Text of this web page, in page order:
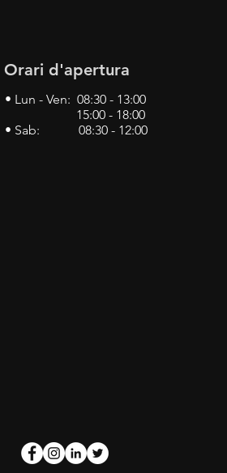
Orari d'apertura
• Lun - Ven: 08:30 - 13:00
15:00 - 18:00
• Sab: 08:30 - 12:00